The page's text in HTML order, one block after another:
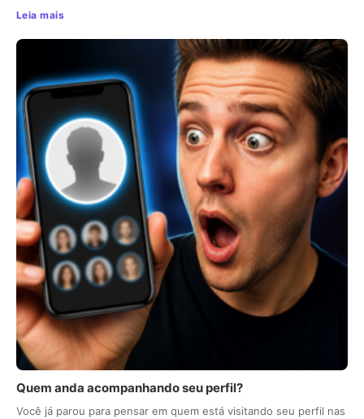
Leia mais
Quem anda acompanhando seu perfil?
Você já parou para pensar em quem está visitando seu perfil nas